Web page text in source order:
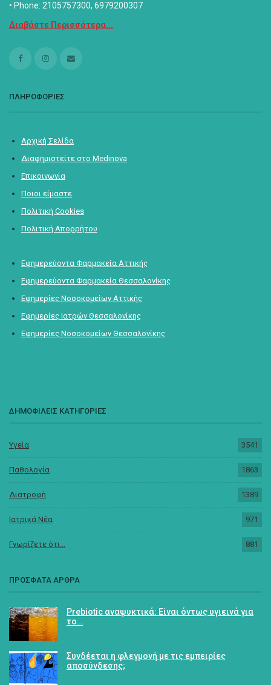
• Phone: 2105757300, 6979200307
Διαβάστε Περισσότερα...
ΠΛΗΡΟΦΟΡΙΕΣ
Αρχική Σελίδα
Διαφημιστείτε στο Medinova
Επικοινωνία
Ποιοι είμαστε
Πολιτική Cookies
Πολιτική Απορρήτου
Εφημερεύοντα Φαρμακεία Αττικής
Εφημερεύοντα Φαρμακεία Θεσσαλονίκης
Εφημερίες Νοσοκομείων Αττικής
Εφημερίες Ιατρών Θεσσαλονίκης
Εφημερίες Νοσοκομείων Θεσσαλονίκης
ΔΗΜΟΦΙΛΕΙΣ ΚΑΤΗΓΟΡΙΕΣ
Υγεία 3541
Παθολογία 1863
Διατροφή 1389
Ιατρικά Νέα 971
Γνωρίζετε ότι... 881
ΠΡΟΣΦΑΤΑ ΑΡΘΡΑ
Prebiotic αναψυκτικά: Είναι όντως υγιεινά για
το…
Συνδέεται η φλεγμονή με τις εμπειρίες
αποσύνδεσης;